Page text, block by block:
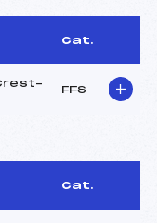
Cat.
FFS
Cat.